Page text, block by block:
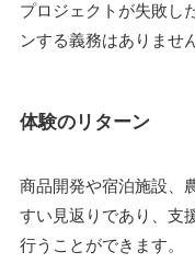
プロジェクトが失敗し
ンする義務はありませ
体験のリターン
商品開発や宿泊施設、
すい見返りであり、支
行うことができます。